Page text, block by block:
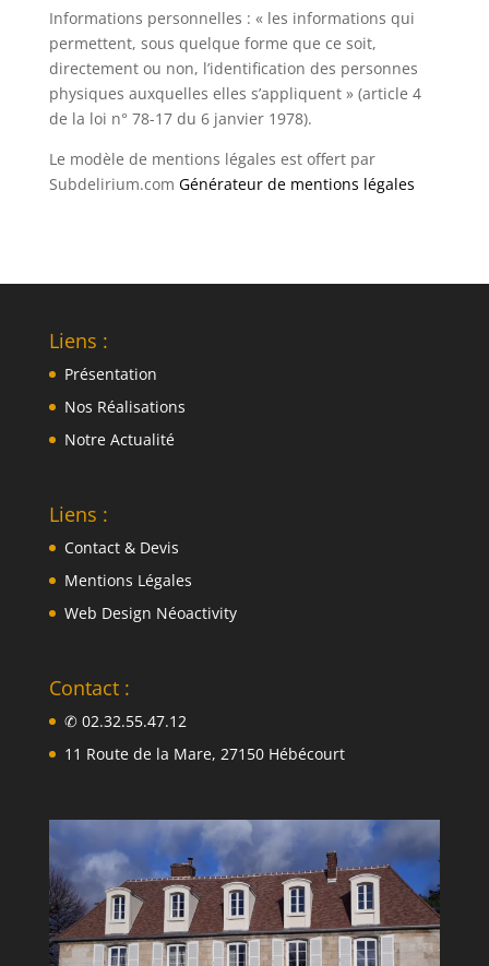
Informations personnelles : « les informations qui
permettent, sous quelque forme que ce soit,
directement ou non, l’identification des personnes
physiques auxquelles elles s’appliquent » (article 4
de la loi n° 78-17 du 6 janvier 1978).
Le modèle de mentions légales est offert par
Subdelirium.com Générateur de mentions légales
Liens :
Présentation
Nos Réalisations
Notre Actualité
Liens :
Contact & Devis
Mentions Légales
Web Design Néoactivity
Contact :
✆ 02.32.55.47.12
11 Route de la Mare, 27150 Hébécourt